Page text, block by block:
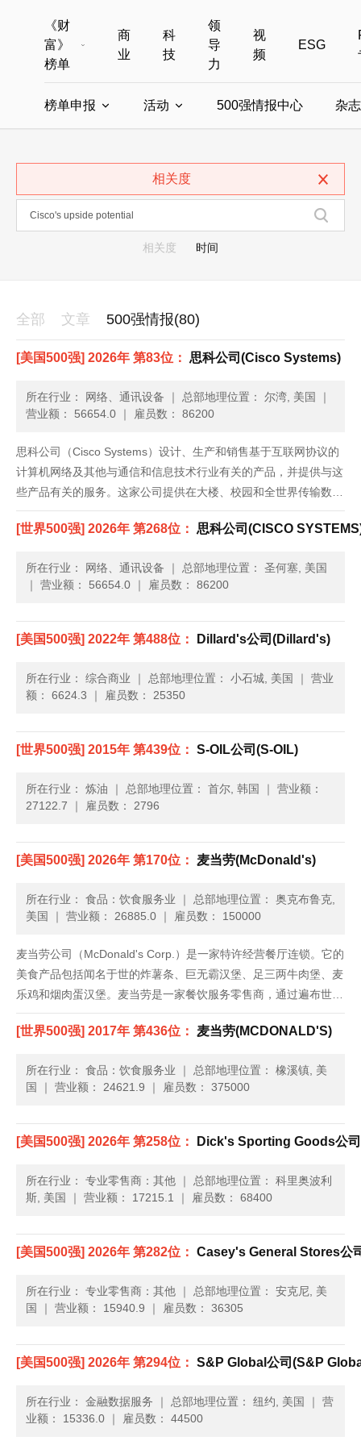
《财
富》
榜单
全部榜单
中国最具影响力商界女性
商
业
科
技
领
导
力
视
频
ESG
榜单申报 活动 500强情报中心 杂
相关度
相关度 时间
全部 文章 500强情报(80)
[美国500强] 2026年 第83位： 思科公司(Cisco Systems)
所在行业： 网络、通讯设备 ｜ 总部地理位置： 尔湾, 美国
｜
营业额： 56654.0 ｜ 雇员数： 86200
思科公司（Cisco Systems）设计、生产和销售基于互联网协议的
计算机网络及其他与通信和信息技术行业有关的产品，并提供与这
些产品有关的服务。这家公司提供在大楼、校园和全世界传输数
据、声音和视频的产品，产品广泛应用于企业、公共机构、电信公
司、商业和个人住宅。思科的产品与服务设计用于帮助客户建立
[世界500强] 2026年 第268位： 思科公司(CISCO
所在行业： 网络、通讯设备 ｜ 总部地理位置： 圣何塞, 美国
｜ 营业额： 56654.0 ｜ 雇员数： 86200
[美国500强] 2022年 第488位： Dillard's公司(Dillard's)
所在行业： 综合商业 ｜ 总部地理位置： 小石城, 美国 ｜ 营业
额： 6624.3 ｜ 雇员数： 25350
[世界500强] 2015年 第439位： S-OIL公司(S-OIL)
所在行业： 炼油 ｜ 总部地理位置： 首尔, 韩国 ｜ 营业额：
27122.7 ｜ 雇员数： 2796
[美国500强] 2026年 第170位： 麦当劳(McDonald's)
所在行业： 食品：饮食服务业 ｜ 总部地理位置： 奥克布鲁克,
美国
｜ 营业额： 26885.0 ｜ 雇员数： 150000
麦当劳公司（McDonald's Corp.）是一家特许经营餐厅连锁。它的
美食产品包括闻名于世的炸薯条、巨无霸汉堡、足三两牛肉堡、麦
乐鸡和烟肉蛋汉堡。麦当劳是一家餐饮服务零售商，通过遍布世界
各地的餐厅，每天为118个国家约5,000万人提供饮食服务。这家
公司成立于1948年，总部位于伊利诺伊州的欧克......
[世界500强] 2017年 第436位： 麦当劳(MCDONALD'S)
所在行业： 食品：饮食服务业 ｜ 总部地理位置： 橡溪镇, 美
国
｜ 营业额： 24621.9 ｜ 雇员数： 375000
[美国500强] 2026年 第258位： Dick's Sporting Goods公
所在行业： 专业零售商：其他 ｜ 总部地理位置： 科里奥波利
斯, 美国
｜ 营业额： 17215.1 ｜ 雇员数： 68400
[美国500强] 2026年 第282位： Casey's General Stores公
所在行业： 专业零售商：其他 ｜ 总部地理位置： 安克尼, 美
国
｜ 营业额： 15940.9 ｜ 雇员数： 36305
[美国500强] 2026年 第294位： S&P Global公司(S&P
所在行业： 金融数据服务 ｜ 总部地理位置： 纽约, 美国 ｜ 营
业额： 15336.0 ｜ 雇员数： 44500